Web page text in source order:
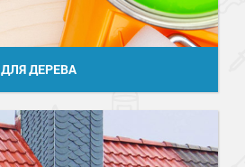
ДЛЯ ДЕРЕВА